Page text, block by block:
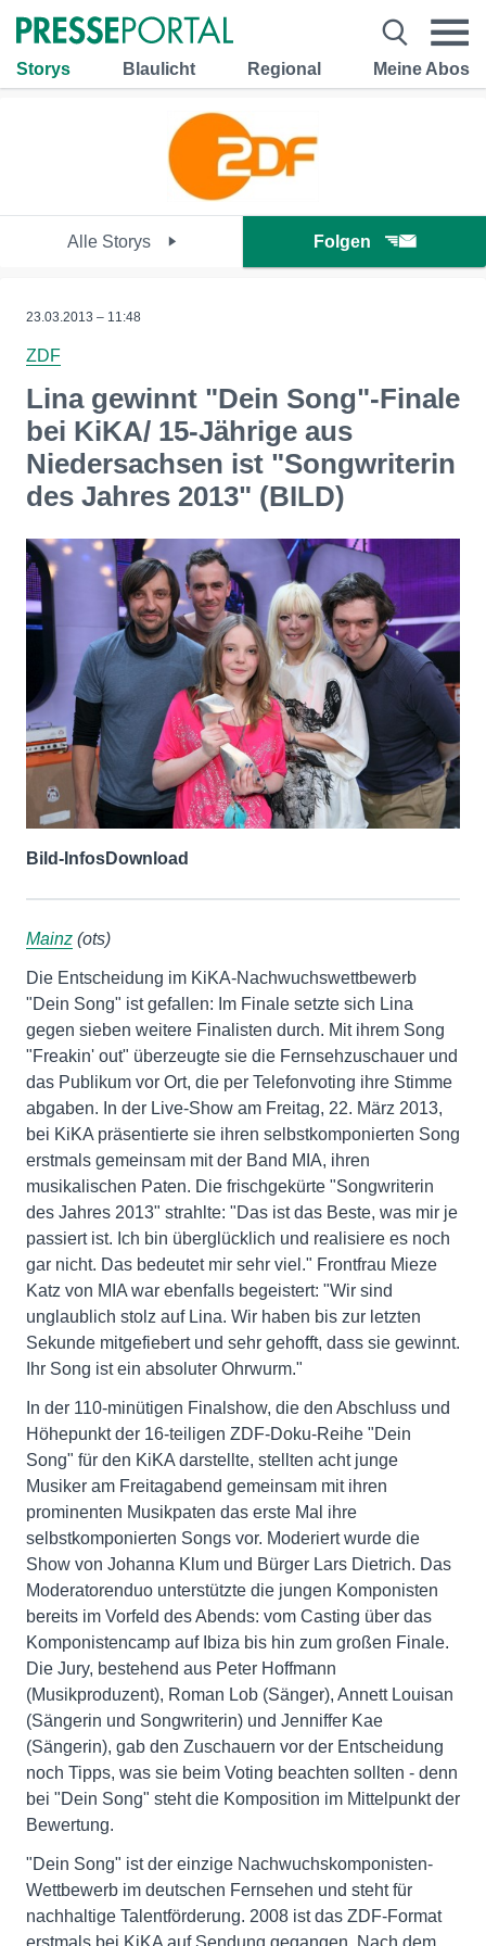
Storys Blaulicht Regional Meine Abos
Alle Storys Folgen
23.03.2013 – 11:48
ZDF
Lina gewinnt "Dein Song"-Finale
bei KiKA/ 15-Jährige aus
Niedersachsen ist "Songwriterin
des Jahres 2013" (BILD)
Bild-InfosDownload
Mainz (ots)
Die Entscheidung im KiKA-Nachwuchswettbewerb
"Dein Song" ist gefallen: Im Finale setzte sich Lina
gegen sieben weitere Finalisten durch. Mit ihrem Song
"Freakin' out" überzeugte sie die Fernsehzuschauer und
das Publikum vor Ort, die per Telefonvoting ihre Stimme
abgaben. In der Live-Show am Freitag, 22. März 2013,
bei KiKA präsentierte sie ihren selbstkomponierten Song
erstmals gemeinsam mit der Band MIA, ihren
musikalischen Paten. Die frischgekürte "Songwriterin
des Jahres 2013" strahlte: "Das ist das Beste, was mir je
passiert ist. Ich bin überglücklich und realisiere es noch
gar nicht. Das bedeutet mir sehr viel." Frontfrau Mieze
Katz von MIA war ebenfalls begeistert: "Wir sind
unglaublich stolz auf Lina. Wir haben bis zur letzten
Sekunde mitgefiebert und sehr gehofft, dass sie gewinnt.
Ihr Song ist ein absoluter Ohrwurm."
In der 110-minütigen Finalshow, die den Abschluss und
Höhepunkt der 16-teiligen ZDF-Doku-Reihe "Dein
Song" für den KiKA darstellte, stellten acht junge
Musiker am Freitagabend gemeinsam mit ihren
prominenten Musikpaten das erste Mal ihre
selbstkomponierten Songs vor. Moderiert wurde die
Show von Johanna Klum und Bürger Lars Dietrich. Das
Moderatorenduo unterstützte die jungen Komponisten
bereits im Vorfeld des Abends: vom Casting über das
Komponistencamp auf Ibiza bis hin zum großen Finale.
Die Jury, bestehend aus Peter Hoffmann
(Musikproduzent), Roman Lob (Sänger), Annett Louisan
(Sängerin und Songwriterin) und Jenniffer Kae
(Sängerin), gab den Zuschauern vor der Entscheidung
noch Tipps, was sie beim Voting beachten sollten - denn
bei "Dein Song" steht die Komposition im Mittelpunkt der
Bewertung.
"Dein Song" ist der einzige Nachwuchskomponisten-
Wettbewerb im deutschen Fernsehen und steht für
nachhaltige Talentförderung. 2008 ist das ZDF-Format
erstmals bei KiKA auf Sendung gegangen. Nach dem